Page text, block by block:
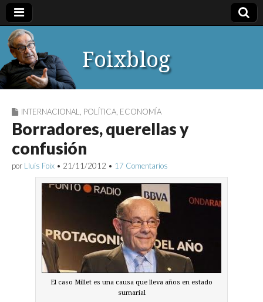
Foixblog
INTERNACIONAL POLÍTICA ECONOMÍA
Borradores, querellas y
confusión
por Lluís Foix • 21/11/2012 • 17 Comentarios
El caso Millet es una causa que lleva años en estado
sumarial